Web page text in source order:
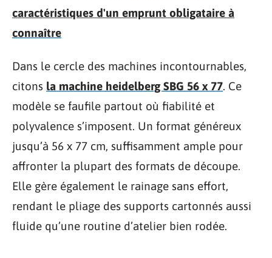
caractéristiques d'un emprunt obligataire à
connaître
Dans le cercle des machines incontournables,
citons la machine heidelberg SBG 56 x 77. Ce
modèle se faufile partout où fiabilité et
polyvalence s’imposent. Un format généreux
jusqu’à 56 x 77 cm, suffisamment ample pour
affronter la plupart des formats de découpe.
Elle gère également le rainage sans effort,
rendant le pliage des supports cartonnés aussi
fluide qu’une routine d’atelier bien rodée.